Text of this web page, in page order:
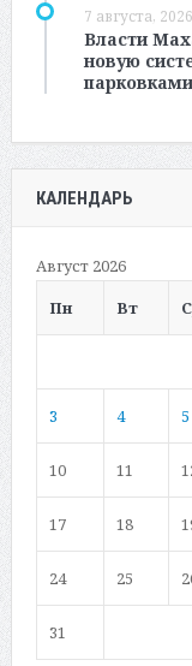
7 августа,
Власти
новую
парковками
КАЛЕНДАРЬ
Август 2026
Пн
Вт
3 4 5
10 11
17 18
24 25
31